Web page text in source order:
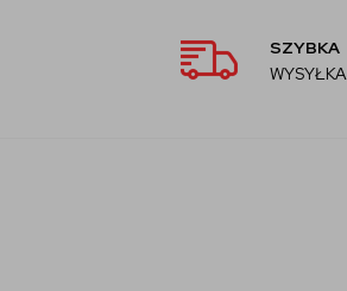
SZYBKA
WYSYŁKA